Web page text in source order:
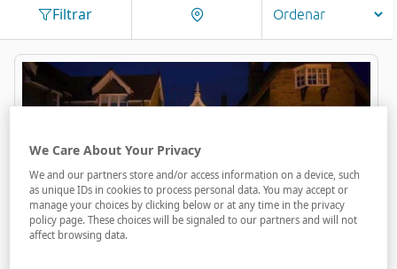
Filtrar
Best Western Plus Banbury Wroxton
House Hotel
We Care About Your Privacy
We and our partners store and/or access information on a device, such
as unique IDs in cookies to process personal data. You may accept or
manage your choices by clicking below or at any time in the privacy
policy page. These choices will be signaled to our partners and will not
affect browsing data.